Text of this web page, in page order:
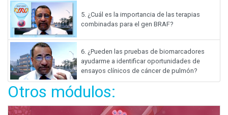
5. ¿Cuál es la importancia de las terapias
combinadas para el gen BRAF?
6. ¿Pueden las pruebas de biomarcadores
ayudarme a identificar oportunidades de
ensayos clínicos de cáncer de pulmón?
Otros módulos: